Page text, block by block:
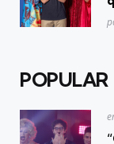
POPULAR